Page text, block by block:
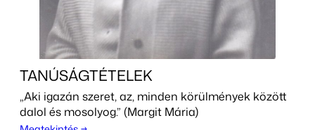
TANÚSÁGTÉTELEK
„Aki igazán szeret, az, minden körülmények között
dalol és mosolyog.” (Margit Mária)